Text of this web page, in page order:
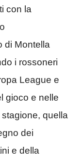
con la
di Montella
i rossoneri
League e
gioco e nelle
quella
dei
e della